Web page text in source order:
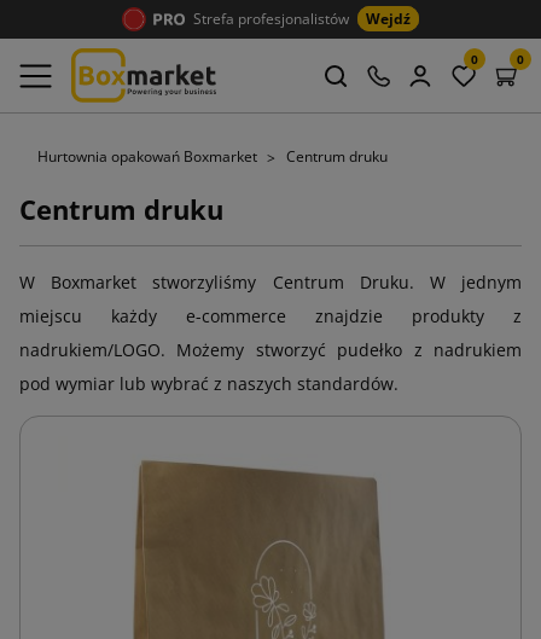
Strefa profesjonalistów Wejdź
0 0
Hurtownia opakowań Boxmarket Centrum druku
Centrum druku
W Boxmarket stworzyliśmy Centrum Druku. W jednym
miejscu każdy e-commerce znajdzie produkty z
nadrukiem/LOGO. Możemy stworzyć pudełko z nadrukiem
pod wymiar lub wybrać z naszych standardów.